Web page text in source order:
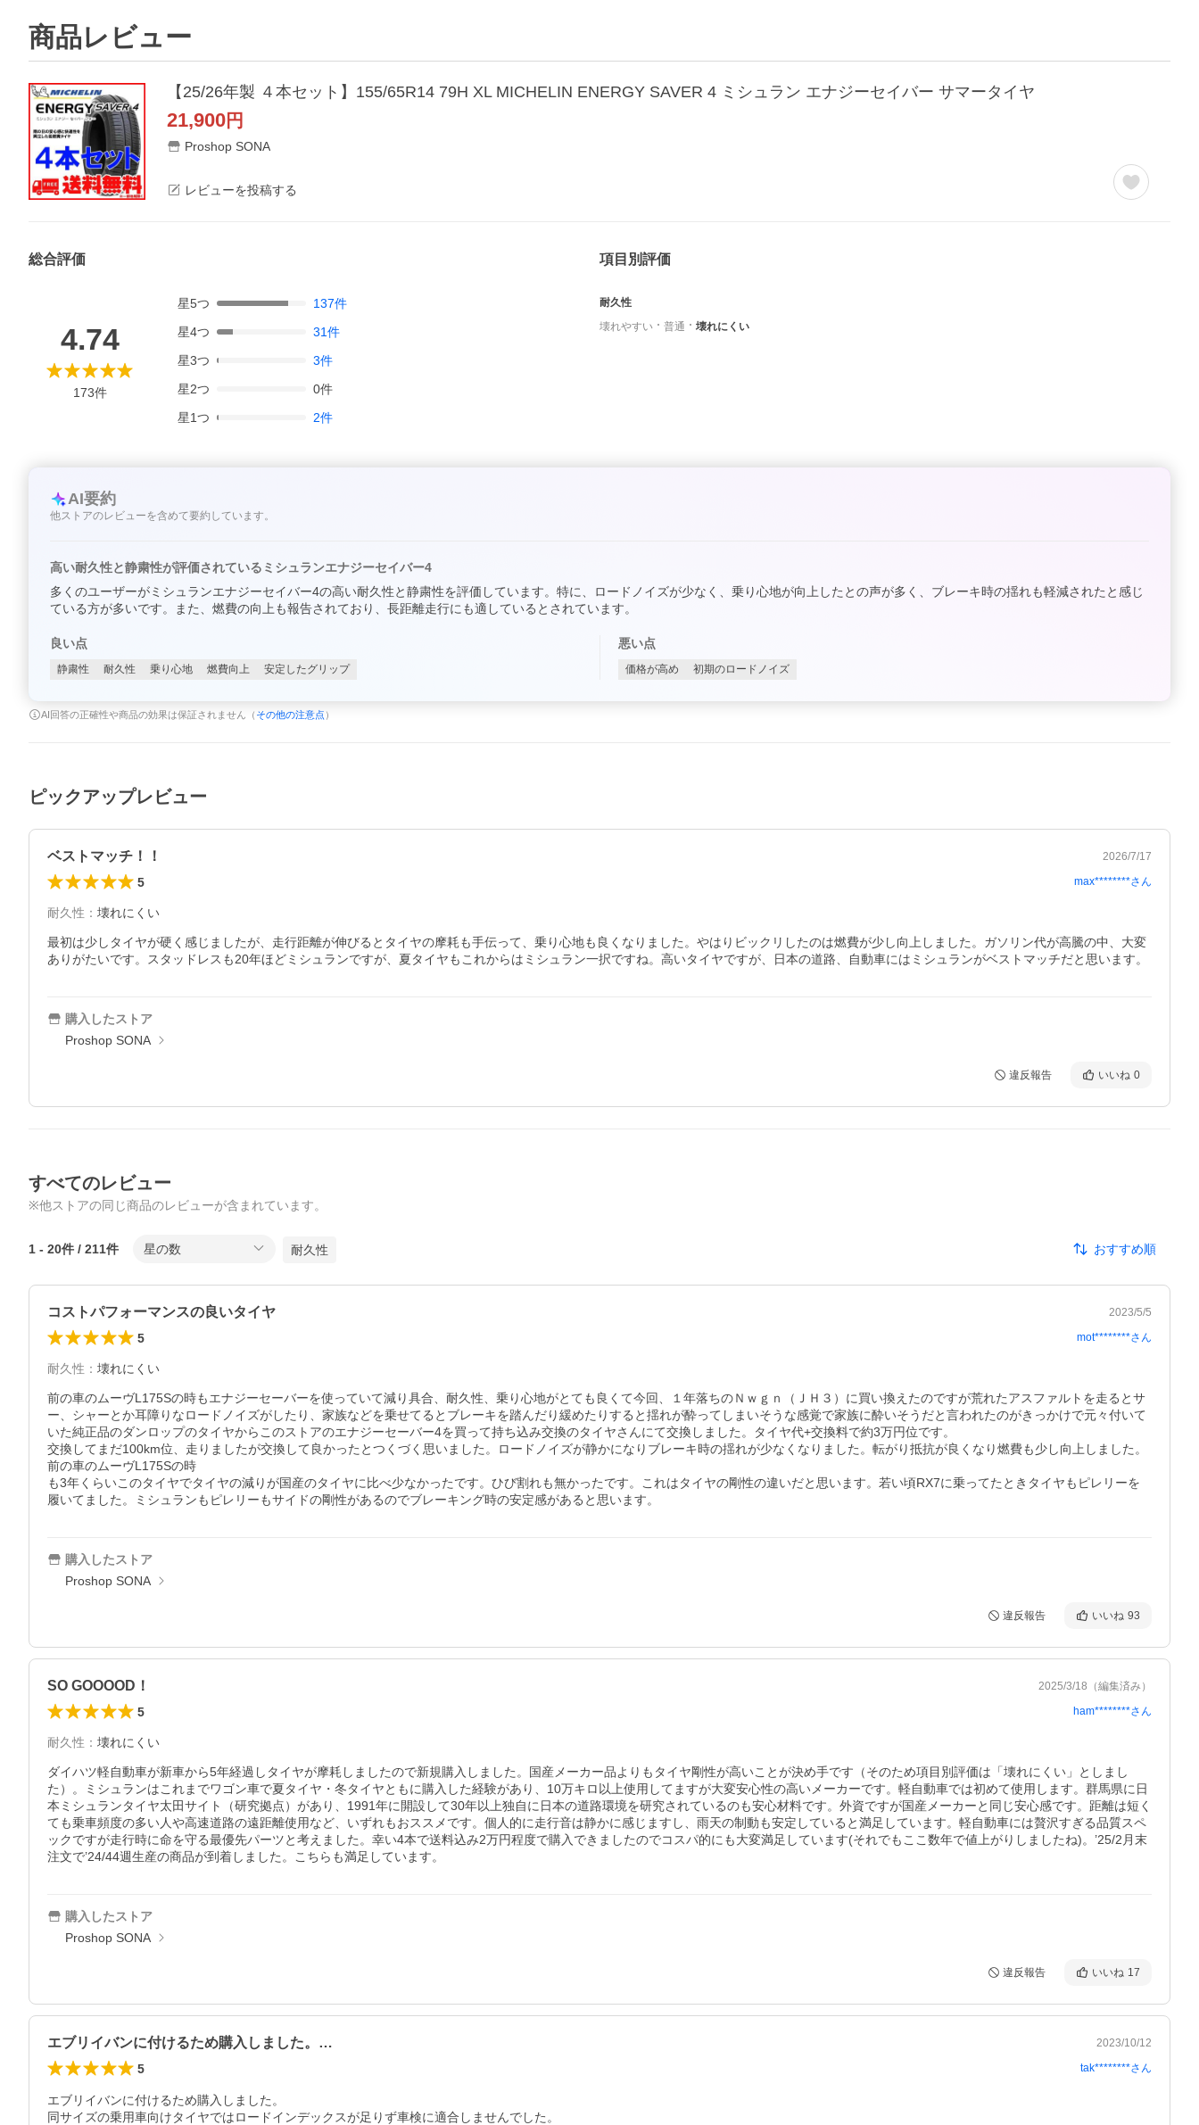
商品レビュー
【25/26年製 ４本セット】155/65R14 79H XL MICHELIN ENERGY SAVER 4 ミシュラン エナジーセイバー サマータイヤ
21,900円
Proshop SONA
レビューを投稿する
総合評価
4.74
173件
星5つ 137件
星4つ 31件
星3つ 3件
星2つ 0件
星1つ 2件
項目別評価
耐久性
壊れやすい
普通 壊れにくい
AI要約
他ストアのレビューを含めて要約しています。
高い耐久性と静粛性が評価されているミシュランエナジーセイバー4
多くのユーザーがミシュランエナジーセイバー4の高い耐久性と静粛性を評価しています。特に、ロードノイズが少なく、乗り心地が向上したとの声が多く、ブレーキ時の揺れも軽減されたと感じ
ている方が多いです。また、燃費の向上も報告されており、長距離走行にも適しているとされています。
良い点
静粛性 耐久性 乗り心地 燃費向上 安定したグリップ
悪い点
価格が高め 初期のロードノイズ
AI回答の正確性や商品の効果は保証されません（ その他の注意点 ）
ピックアップレビュー
ベストマッチ！！ 2026/7/17
5 max********さん
耐久性 ： 壊れにくい
最初は少しタイヤが硬く感じましたが、走行距離が伸びるとタイヤの摩耗も手伝って、乗り心地も良くなりました。やはりビックリしたのは燃費が少し向上しました。ガソリン代が高騰の中、大変
ありがたいです。スタッドレスも20年ほどミシュランですが、夏タイヤもこれからはミシュラン一択ですね。高いタイヤですが、日本の道路、自動車にはミシュランがベストマッチだと思います。
購入したストア
Proshop SONA
違反報告 いいね 0
すべてのレビュー
※他ストアの同じ商品のレビューが含まれています。
1 - 20件 / 211件 星の数 耐久性 おすすめ順
コストパフォーマンスの良いタイヤ 2023/5/5
5 mot********さん
耐久性 ： 壊れにくい
前の車のムーヴL175Sの時もエナジーセーバーを使っていて減り具合、耐久性、乗り心地がとても良くて今回、１年落ちのＮｗｇｎ（ＪＨ３）に買い換えたのですが荒れたアスファルトを走るとサ
ー、シャーとか耳障りなロードノイズがしたり、家族などを乗せてるとブレーキを踏んだり緩めたりすると揺れが酔ってしまいそうな感覚で家族に酔いそうだと言われたのがきっかけで元々付いて
いた純正品のダンロップのタイヤからこのストアのエナジーセーバー4を買って持ち込み交換のタイヤさんにて交換しました。タイヤ代+交換料で約3万円位です。
交換してまだ100km位、走りましたが交換して良かったとつくづく思いました。ロードノイズが静かになりブレーキ時の揺れが少なくなりました。転がり抵抗が良くなり燃費も少し向上しました。
前の車のムーヴL175Sの時
も3年くらいこのタイヤでタイヤの減りが国産のタイヤに比べ少なかったです。ひび割れも無かったです。これはタイヤの剛性の違いだと思います。若い頃RX7に乗ってたときタイヤもピレリーを
履いてました。ミシュランもピレリーもサイドの剛性があるのでブレーキング時の安定感があると思います。
購入したストア
Proshop SONA
違反報告 いいね 93
SO GOOOOD！ 2025/3/18 （編集済み）
5 ham********さん
耐久性 ： 壊れにくい
ダイハツ軽自動車が新車から5年経過しタイヤが摩耗しましたので新規購入しました。国産メーカー品よりもタイヤ剛性が高いことが決め手です（そのため項目別評価は「壊れにくい」としまし
た）。ミシュランはこれまでワゴン車で夏タイヤ・冬タイヤともに購入した経験があり、10万キロ以上使用してますが大変安心性の高いメーカーです。軽自動車では初めて使用します。群馬県に日
本ミシュランタイヤ太田サイト（研究拠点）があり、1991年に開設して30年以上独自に日本の道路環境を研究されているのも安心材料です。外資ですが国産メーカーと同じ安心感です。距離は短く
ても乗車頻度の多い人や高速道路の遠距離使用など、いずれもおススメです。個人的に走行音は静かに感じますし、雨天の制動も安定していると満足しています。軽自動車には贅沢すぎる品質スペ
ックですが走行時に命を守る最優先パーツと考えました。幸い4本で送料込み2万円程度で購入できましたのでコスパ的にも大変満足しています(それでもここ数年で値上がりしましたね)。’25/2月末
注文で’24/44週生産の商品が到着しました。こちらも満足しています。
購入したストア
Proshop SONA
違反報告 いいね 17
エブリイバンに付けるため購入しました。… 2023/10/12
5 tak********さん
エブリイバンに付けるため購入しました。
同サイズの乗用車向けタイヤではロードインデックスが足りず車検に適合しませんでした。